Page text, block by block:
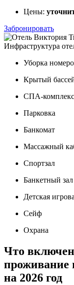
Цены:
Забронировать
Инфраструктура
Уборка
Крытый
СПА-комплекс
Парковка
Банкомат
Массажный
Спортзал
Банкетный зал
Детская
Сейф
Охрана
Что
проживание
на 2026 год